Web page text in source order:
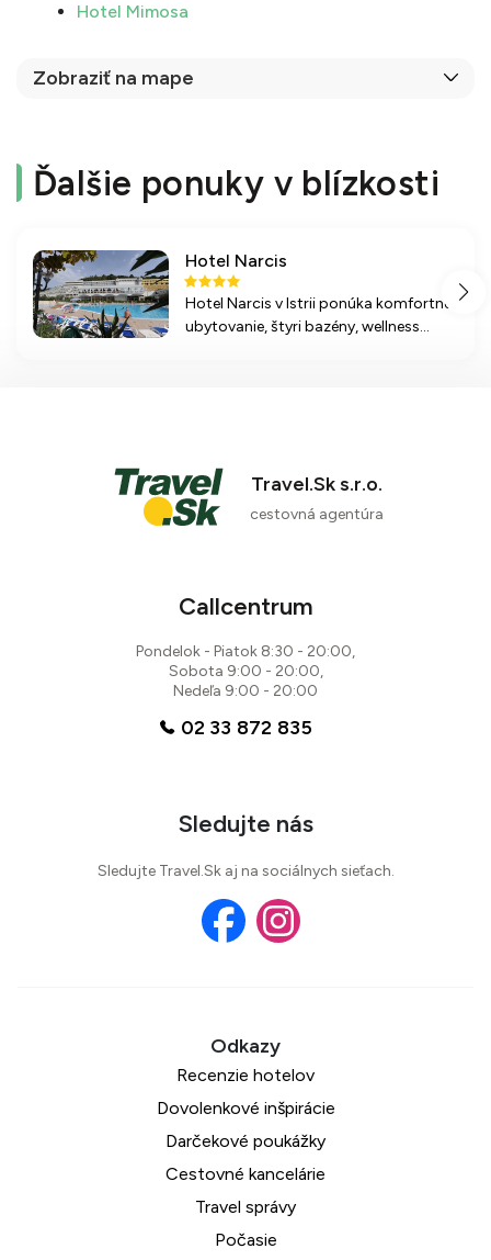
Hotel Mimosa
Zobraziť na mape
Ďalšie ponuky v blízkosti
Hotel Narcis
Hotel Narcis v Istrii ponúka komfortné
ubytovanie, štyri bazény, wellness
Travel.Sk s.r.o.
cestovná agentúra
Callcentrum
Pondelok - Piatok 8:30 - 20:00,
Sobota 9:00 - 20:00,
Nedeľa 9:00 - 20:00
02 33 872 835
Sledujte nás
Sledujte Travel.Sk aj na sociálnych sieťach.
Recenzie hotelov
Dovolenkové inšpirácie
Darčekové poukážky
Cestovné kancelárie
Travel správy
Počasie